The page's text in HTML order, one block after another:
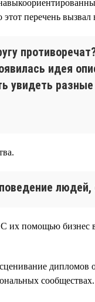
перечень вызвал
идея
увидеть
людей,
их помощью бизнес
сообществах.